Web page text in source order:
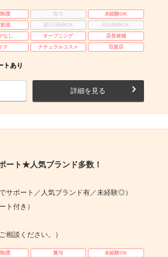
度 賞与
未経験OK
迎 週3日勤務OK
時短勤務OK
なし オープニング
店長候補
ク ナチュラルコスメ 百貨店
トあり
詳細を見る
ート★人気ブランド多数！
サポート／人気ブランド有／未経験◎）
ト付き）
談ください。）
度 賞与
未経験OK